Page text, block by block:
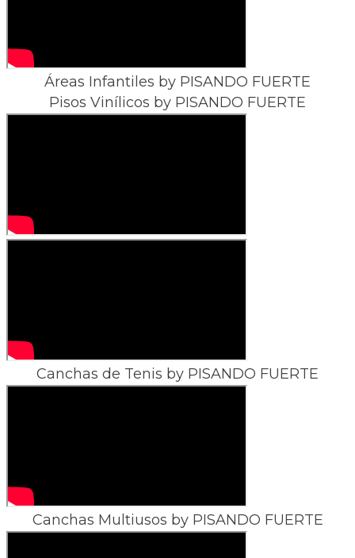
Áreas Infantiles by PISANDO FUERTE
Pisos Vinílicos by PISANDO FUERTE
Canchas de Tenis by PISANDO FUERTE
Canchas Multiusos by PISANDO FUERTE